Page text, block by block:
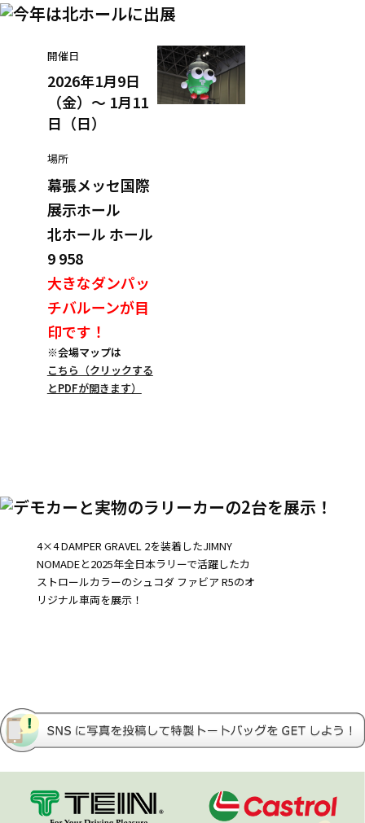
開催日
2026年1月9日
（金）～ 1月11
日（日）
場所
幕張メッセ国際
展示ホール
北ホール ホール
9 958
大きなダンパッ
チバルーンが目
印です！
※会場マップは
こちら（クリックする
とPDFが開きます）
4×4 DAMPER GRAVEL 2を装着したJIMNY
NOMADEと2025年全日本ラリーで活躍したカ
ストロールカラーのシュコダ ファビア R5のオ
リジナル車両を展示！